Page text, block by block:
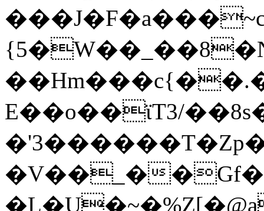
E��o��ϊT3/
�V��_�